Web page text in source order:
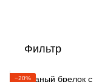
Фильтр
−20%